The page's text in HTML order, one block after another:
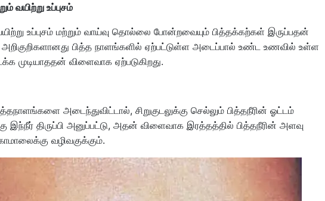
வயிற்று உப்புசம்
உப்புசம் மற்றும் வாய்வு தொல்லை போன்றவையும் பித்தக்கற்கள் இருப்பதன்
அறிகுறிகளானது பித்த நாளங்களில் ஏற்பட்டுள்ள அடைப்பால் உண்ட உணவில் உள்ள
முடியாததன் விளைவாக ஏற்படுகிறது.
அடைந்துவிட்டால், சிறுகுடலுக்கு செல்லும் பித்தநீரின் ஓட்டம்
இந்நீர் திருப்பி அனுப்பட்டு, அதன் விளைவாக இரத்தத்தில் பித்தநீரின் அளவு
வழிவகுக்கும்.